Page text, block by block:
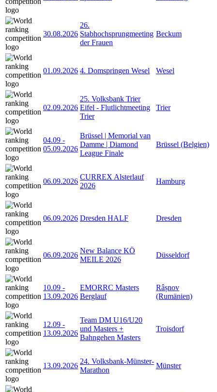
30.08.2026
26.
Stabhochsprungmeeting
der Frauen
Beckum
01.09.2026 4. Domspringen Wesel Wesel
02.09.2026
25. Volksbank Trier
Eifel - Flutlichtmeeting
Trier
Trier
04.09 -
05.09.2026
Brüssel | Memorial van
Damme | Diamond
League Finale
Brüssel (Belgien)
06.09.2026
CURREX Alsterlauf
2026
Hamburg
06.09.2026 Dresden HALF Dresden
06.09.2026
New Balance KÖ
MEILE 2026
Düsseldorf
10.09 -
13.09.2026
EMORRC Masters
Berglauf
Râșnov
(Rumänien)
12.09 -
13.09.2026
Team DM U16/U20
und Masters +
Bahngehen Masters
Troisdorf
13.09.2026
24. Volksbank-Münster-
Marathon
Münster